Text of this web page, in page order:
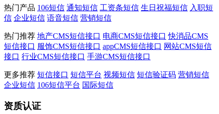
热门产品 106短信 通知短信 工资条短信 生日祝福短信 入职短
信 企业短信 语音短信 营销短信
热门推荐 地产CMS短信接口 电商CMS短信接口 快消品CMS
短信接口 服饰CMS短信接口 appCMS短信接口 网站CMS短信
接口 行业CMS短信接口 手游CMS短信接口
更多推荐 短信接口 短信平台 视频短信 短信验证码 营销短信
企业短信 106短信平台 国际短信
资质认证